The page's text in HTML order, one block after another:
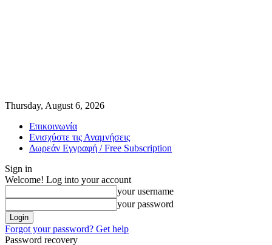
Thursday, August 6, 2026
Επικοινωνία
Ενισχύστε τις Αναμνήσεις
Δωρεάν Εγγραφή / Free Subscription
Sign in
Welcome! Log into your account
your username
your password
Forgot your password? Get help
Password recovery